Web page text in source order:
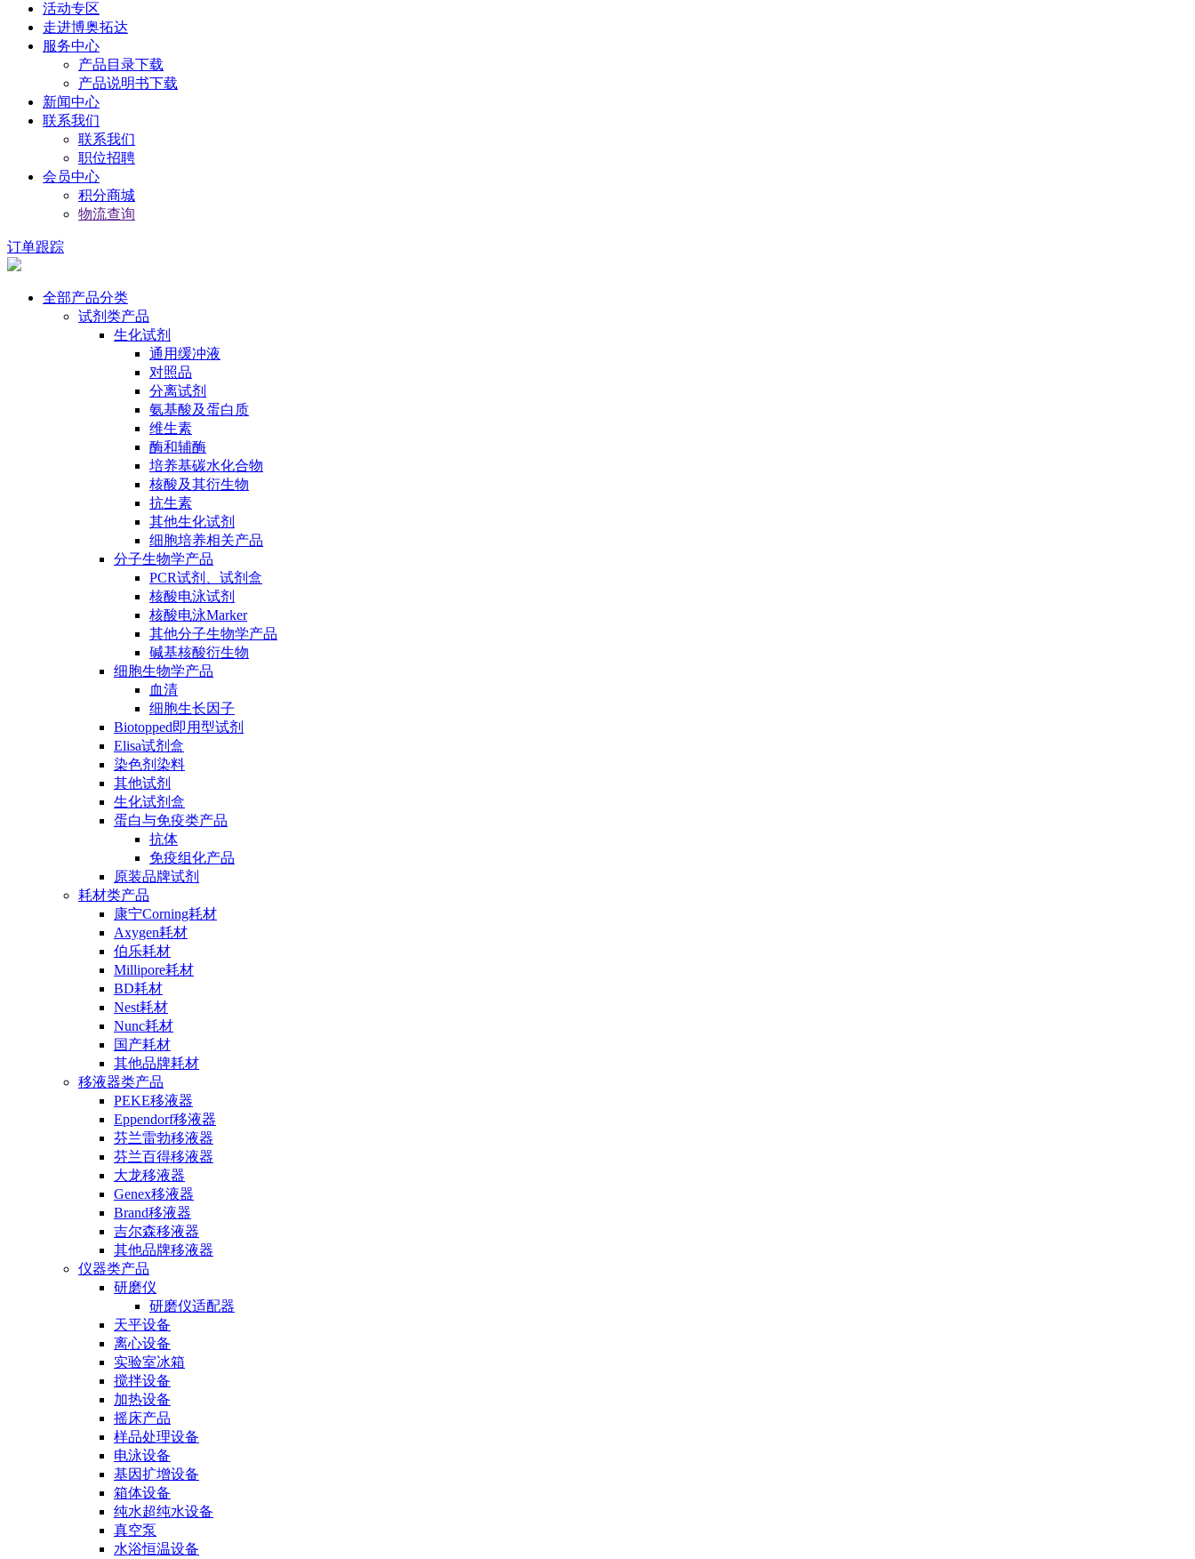
活动专区
走进博奥拓达
服务中心
产品目录下载
产品说明书下载
新闻中心
联系我们
联系我们
职位招聘
会员中心
积分商城
物流查询
订单跟踪
全部产品分类
试剂类产品
生化试剂
通用缓冲液
对照品
分离试剂
氨基酸及蛋白质
维生素
酶和辅酶
培养基碳水化合物
核酸及其衍生物
抗生素
其他生化试剂
细胞培养相关产品
分子生物学产品
PCR试剂、试剂盒
核酸电泳试剂
核酸电泳Marker
其他分子生物学产品
碱基核酸衍生物
细胞生物学产品
血清
细胞生长因子
Biotopped即用型试剂
Elisa试剂盒
染色剂染料
其他试剂
生化试剂盒
蛋白与免疫类产品
抗体
免疫组化产品
原装品牌试剂
耗材类产品
康宁Corning耗材
Axygen耗材
伯乐耗材
Millipore耗材
BD耗材
Nest耗材
Nunc耗材
国产耗材
其他品牌耗材
移液器类产品
PEKE移液器
Eppendorf移液器
芬兰雷勃移液器
芬兰百得移液器
大龙移液器
Genex移液器
Brand移液器
吉尔森移液器
其他品牌移液器
仪器类产品
研磨仪
研磨仪适配器
天平设备
离心设备
实验室冰箱
搅拌设备
加热设备
摇床产品
样品处理设备
电泳设备
基因扩增设备
箱体设备
纯水超纯水设备
真空泵
水浴恒温设备